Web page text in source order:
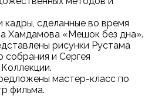
кадры, сделанные во время
Хамдамова «Мешок без дна».
рисунки Рустама
собрания и Сергея
мастер-класс по
фильма.